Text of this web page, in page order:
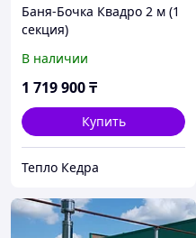
Баня-Бочка Квадро 2 м (1
секция)
В наличии
1 719 900₸
Купить
Тепло Кедра